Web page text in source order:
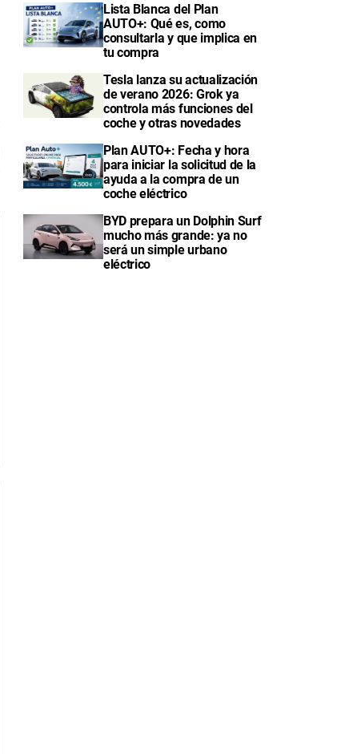
Lista Blanca del Plan
AUTO+: Qué es, como
consultarla y que implica en
tu compra
Tesla lanza su actualización
de verano 2026: Grok ya
controla más funciones del
coche y otras novedades
Plan AUTO+: Fecha y hora
para iniciar la solicitud de la
ayuda a la compra de un
coche eléctrico
BYD prepara un Dolphin Surf
mucho más grande: ya no
será un simple urbano
eléctrico